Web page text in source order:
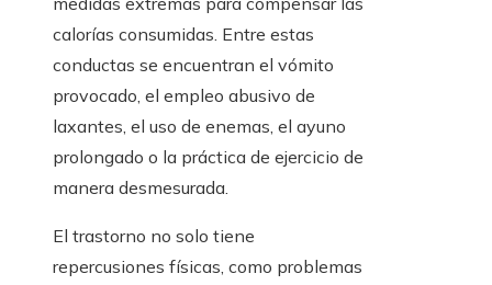
calorías consumidas. Entre estas
conductas se encuentran el vómito
provocado, el empleo abusivo de
laxantes, el uso de enemas, el ayuno
prolongado o la práctica de ejercicio de
manera desmesurada.
El trastorno no solo tiene
repercusiones físicas, como problemas